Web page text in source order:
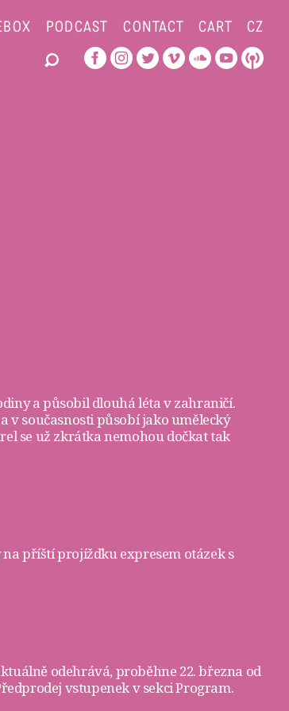
PODCAST CONTACT CART CZ
a působil dlouhá léta v zahraničí.
v současnosti působí jako umělecký
se už zkrátka nemohou dočkat tak
na příští projížďku expresem otázek s
odehrává, proběhne 22. března od
vstupenek v sekciProgram.